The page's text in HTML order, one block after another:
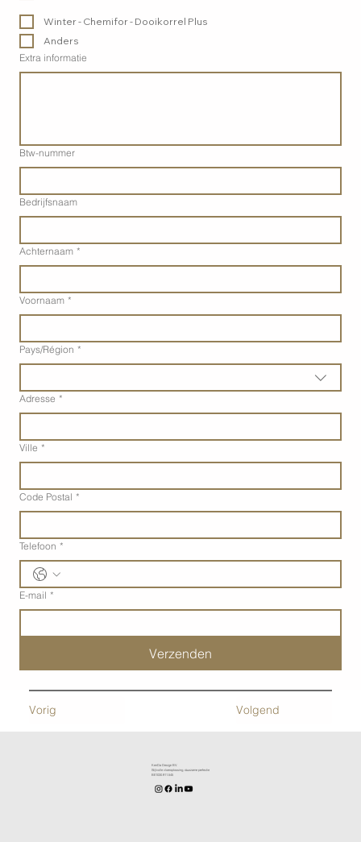
Winter - Chemifor - Dooikorrel Plus
Anders
Extra informatie
Btw-nummer
Bedrijfsnaam
Achternaam *
Voornaam *
Adres met meerdere regels
Pays/Région *
Adresse *
Ville *
Code Postal *
Telefoon *
E-mail *
Verzenden
Volgend
Vorig
KenDa Design BV.
Stijlvolle vloeroplossing, duurzame perfectie
BE1030.911.545